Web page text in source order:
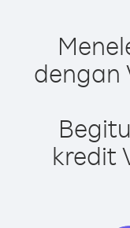
dengan
kredit